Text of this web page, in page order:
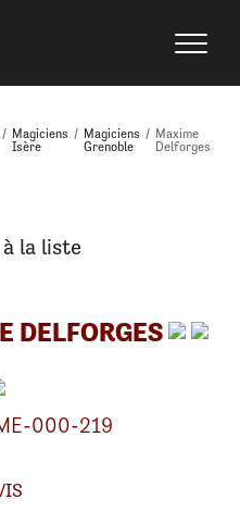
/ Magiciens
Isère
/ Magiciens
Grenoble
/ Maxime
Delforges
la liste
DELFORGES
000-219